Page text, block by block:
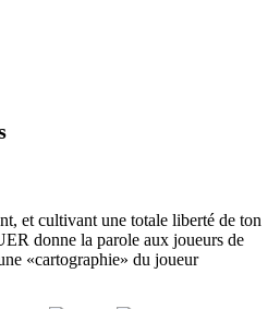
et cultivant une totale liberté de ton
donne la parole aux joueurs de
«cartographie» du joueur